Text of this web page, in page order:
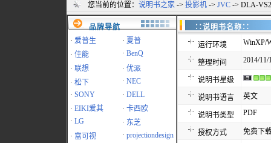
您当前的位置： 说明书之家 -> 投影机 -> JVC -> DLA-
品牌导航
· 爱普生 · 夏普
· 佳能 · BenQ
· 联想 · 优派
· 松下 · NEC
· SONY · DELL
· EIKI爱其 · 卡西欧
· LG · 东芝
· 富可视 · projectiondesign
∷说明书名
运行环境 WinXP/
整理时间 2014/11/
说明书星级
说明书语言 英文
说明书类型 PDF
授权方式 免费下